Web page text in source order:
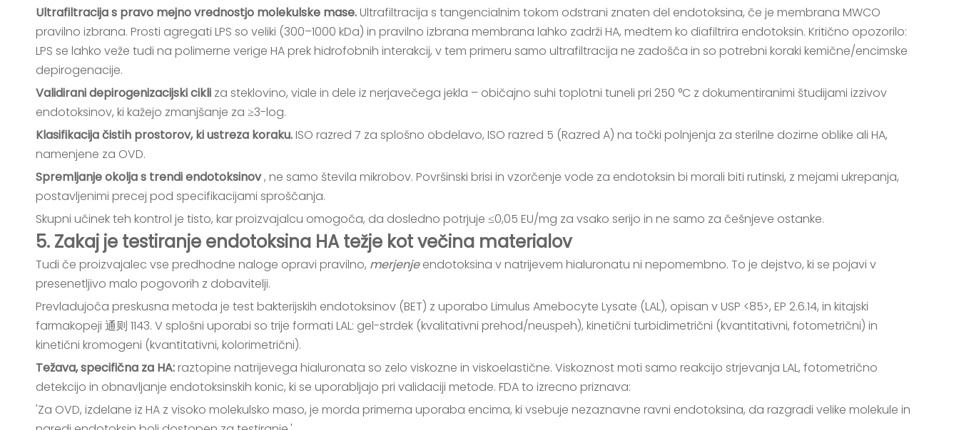
Ultrafiltracija s pravo mejno vrednostjo molekulske mase.Ultrafiltracija s tangencialnim tokom odstrani znaten del endotoksina, če je membrana MWCO
pravilno izbrana. Prosti agregati LPS so veliki (300–1000 kDa) in pravilno izbrana membrana lahko zadrži HA, medtem ko diafiltrira endotoksin. Kritično opozorilo:
LPS se lahko veže tudi na polimerne verige HA prek hidrofobnih interakcij, v tem primeru samo ultrafiltracija ne zadošča in so potrebni koraki kemične/encimske
depirogenacije.
Validirani depirogenizacijski cikli za steklovino, viale in dele iz nerjavečega jekla – običajno suhi toplotni tuneli pri 250 °C z dokumentiranimi študijami izzivov
endotoksinov, ki kažejo zmanjšanje za ≥3-log.
Klasifikacija čistih prostorov, ki ustreza koraku.ISO razred 7 za splošno obdelavo, ISO razred 5 (Razred A) na točki polnjenja za sterilne dozirne oblike ali HA,
namenjene za OVD.
Spremljanje okolja s trendi endotoksinov, ne samo števila mikrobov. Površinski brisi in vzorčenje vode za endotoksin bi morali biti rutinski, z mejami ukrepanja,
postavljenimi precej pod specifikacijami sproščanja.
Skupni učinek teh kontrol je tisto, kar proizvajalcu omogoča, da dosledno potrjuje ≤0,05 EU/mg za vsako serijo in ne samo za češnjeve ostanke.
5. Zakaj je testiranje endotoksina HA težje kot večina materialov
Tudi če proizvajalec vse predhodne naloge opravi pravilno, merjenjeendotoksina v natrijevem hialuronatu ni nepomembno. To je dejstvo, ki se pojavi v
presenetljivo malo pogovorih z dobavitelji.
Prevladujoča preskusna metoda je test bakterijskih endotoksinov (BET) z uporabo Limulus Amebocyte Lysate (LAL), opisan v USP <85>, EP 2.6.14, in kitajski
farmakopeji 通则 1143. V splošni uporabi so trije formati LAL: gel-strdek (kvalitativni prehod/neuspeh), kinetični turbidimetrični (kvantitativni, fotometrični) in
kinetični kromogeni (kvantitativni, kolorimetrični).
Težava, specifična za HA:raztopine natrijevega hialuronata so zelo viskozne in viskoelastične. Viskoznost moti samo reakcijo strjevanja LAL, fotometrično
detekcijo in obnavljanje endotoksinskih konic, ki se uporabljajo pri validaciji metode. FDA to izrecno priznava:
'Za OVD, izdelane iz HA z visoko molekulsko maso, je morda primerna uporaba encima, ki vsebuje nezaznavne ravni endotoksina, da razgradi velike molekule in